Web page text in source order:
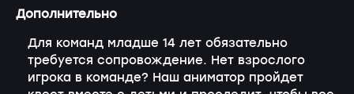
Дополнительно
Для команд младше 14 лет обязательно
требуется сопровождение. Нет взрослого
игрока в команде? Наш аниматор пройдет